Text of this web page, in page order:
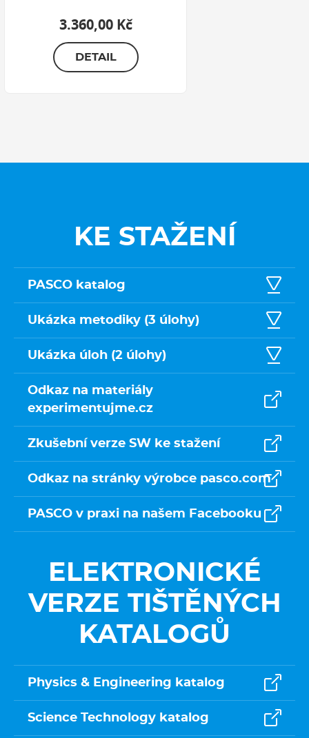
3.360,00 Kč
DETAIL
KE STAŽENÍ
PASCO katalog
Ukázka metodiky (3 úlohy)
Ukázka úloh (2 úlohy)
Odkaz na materiály
experimentujme.cz
Zkušební verze SW ke stažení
Odkaz na stránky výrobce pasco.com
PASCO v praxi na našem Facebooku
ELEKTRONICKÉ
VERZE TIŠTĚNÝCH
KATALOGŮ
Physics & Engineering katalog
Science Technology katalog